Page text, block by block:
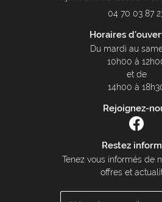
04 70 03 87
Horaires
Du mardi au
10h00 à
et de
14h00 à
Rejoignez-
Restez
Tenez vous informés de
offres et